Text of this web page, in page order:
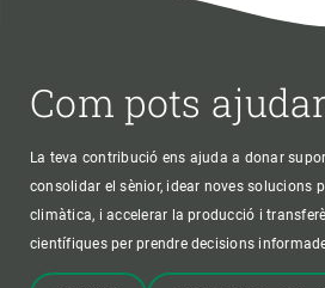
Com pots
La teva contribució ens ajuda a donar
consolidar el sènior, idear noves solucions
climàtica, i accelerar la producció i
científiques per prendre decisions